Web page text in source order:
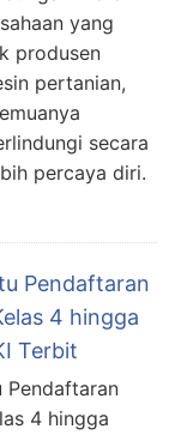
yang
produsen
pertanian,
secara
percaya diri.
Pendaftaran
4 hingga
Terbit
Pendaftaran
4 hingga